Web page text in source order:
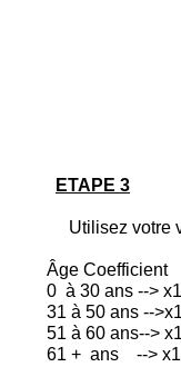
ETAPE 3
Utilisez votre
Âge Coefficient
0 à 30 ans -->
31 à 50 ans --
51 à 60 ans-->
61 + ans -->